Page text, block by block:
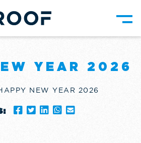
YEAR 2026
NEW YEAR 2026